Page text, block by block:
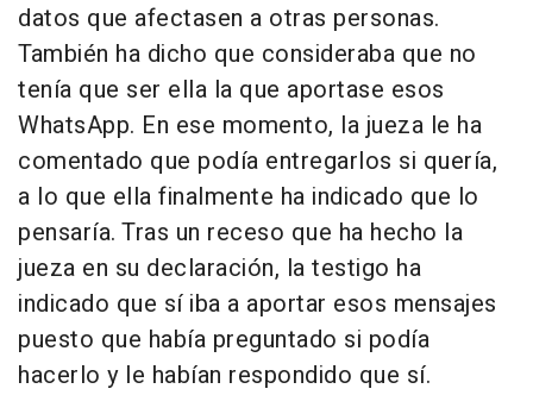
datos que afectasen a otras personas.
También ha dicho que consideraba que no
tenía que ser ella la que aportase esos
WhatsApp. En ese momento, la jueza le ha
comentado que podía entregarlos si quería,
a lo que ella finalmente ha indicado que lo
pensaría. Tras un receso que ha hecho la
jueza en su declaración, la testigo ha
indicado que sí iba a aportar esos mensajes
puesto que había preguntado si podía
hacerlo y le habían respondido que sí.